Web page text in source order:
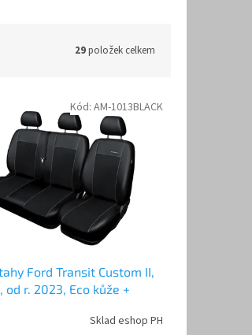
29položek celkem
Ford Transit Custom II,
od r. 2023, Eco kůže +
Sklad eshop PH
Kód: AM-1013BLACK